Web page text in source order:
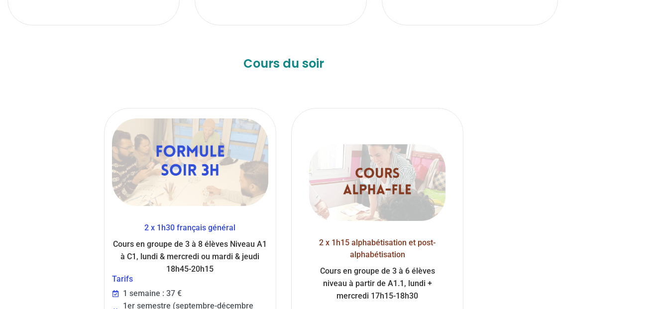
Cours du soir
2 x 1h30 français général
Cours en groupe de 3 à 8 élèves Niveau A1
à C1, lundi & mercredi ou mardi & jeudi
18h45-20h15
Tarifs
1 semaine : 37 €
1er semestre (septembre-décembre
2 x 1h15 alphabétisation et post-
alphabétisation
Cours en groupe de 3 à 6 élèves
niveau à partir de A1.1, lundi +
mercredi 17h15-18h30